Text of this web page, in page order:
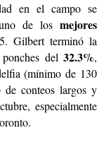
en el campo se
de los mejores
Gilbert terminó la
del 32.3%,
(mínimo de 130
de conteos largos y
especialmente